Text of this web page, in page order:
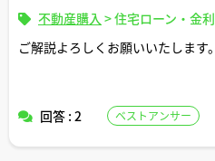
不動産購入 >住宅ローン・金利
ご解説よろしくお願いいたします。
回答 : 2 ベストアンサー